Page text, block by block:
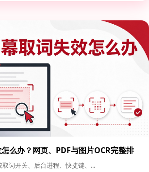
么办？网页、PDF与图片OCR完整排
词开关、后台进程、快捷键、...